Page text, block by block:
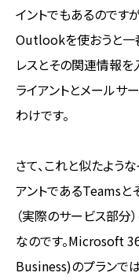
イントでもあるのです
Outlookを使おうと一
レスとその関連情報を
ライアントとメールサ
わけです。
さて、これと似たよう
アントであるTeams
（実際のサービス部
なのです。Microsoft
Business)のプランで